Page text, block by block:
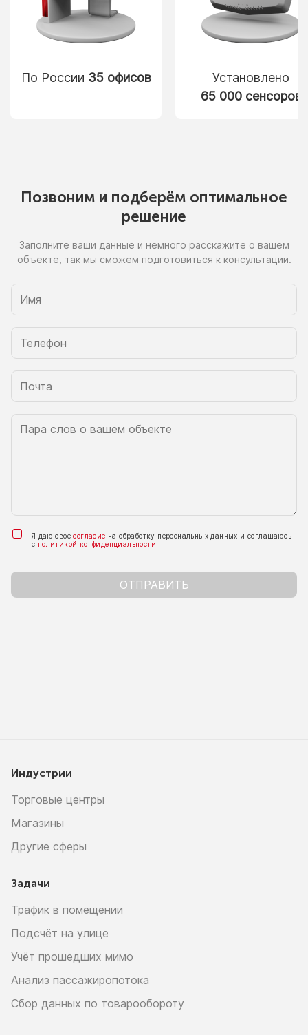
По России 35 офисов
Установлено
65 000 сенсоров
Позвоним и подберём оптимальное
решение
Заполните ваши данные и немного расскажите о вашем
объекте, так мы сможем подготовиться к консультации.
Я даю своесогласие на обработку персональных данных и соглашаюсь
с политикой конфиденциальности
ОТПРАВИТЬ
Индустрии
Торговые центры
Магазины
Другие сферы
Задачи
Трафик в помещении
Подсчёт на улице
Учёт прошедших мимо
Анализ пассажиропотока
Сбор данных по товарообороту